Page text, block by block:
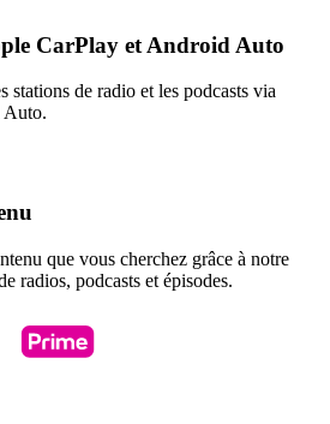
CarPlay et Android Auto
stations de radio et les podcasts via
Auto.
que vous cherchez grâce à notre
radios, podcasts et épisodes.